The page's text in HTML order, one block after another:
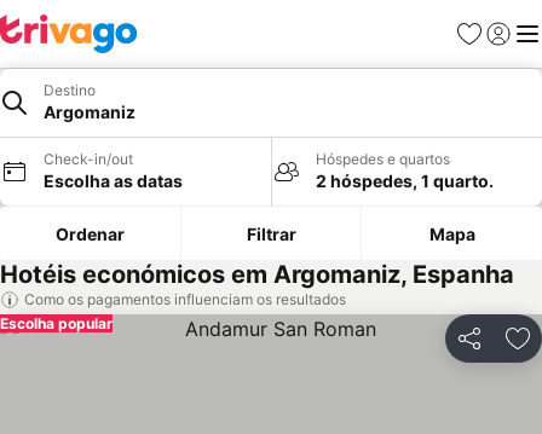
Favoritos
Iniciar
Destino
Argomaniz
Check-in/out
Escolha as datas
Hóspedes e quartos
2 hóspedes, 1 quarto.
Ordenar Filtrar Mapa
Hotéis económicos em Argomaniz, Espanha
Como os pagamentos influenciam os resultados
Partilhar
Escolha popular